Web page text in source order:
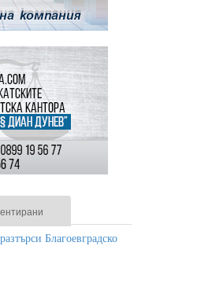
Благоевградско